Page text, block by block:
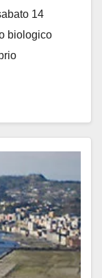
14
biologico